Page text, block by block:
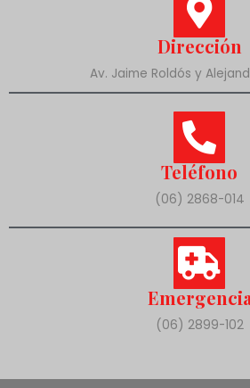
Dirección
Av. Jaime Roldós y
Teléfono
(06) 2868-014
Emergencia
(06) 2899-102